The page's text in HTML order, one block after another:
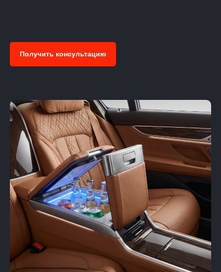
Получить консультацию